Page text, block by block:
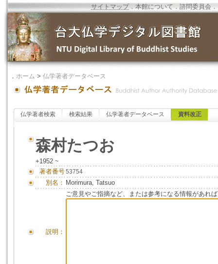
サイトマップ．本館について ．諮問委員会 ．
． ホーム > 仏学著者データベース
仏学著者検索 検索結果 仏学著者データベース 資料改正
森村たつお
+1952 ~
著者番号53754
別名： Morimura, Tatsuo
説明：
ご意見やご指摘など、または参考になる情報があれ